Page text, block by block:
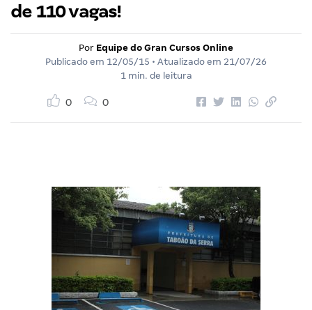
de 110 vagas!
Por Equipe do Gran Cursos Online
Publicado em 12/05/15 • Atualizado em 21/07/26
1 min. de leitura
0 0